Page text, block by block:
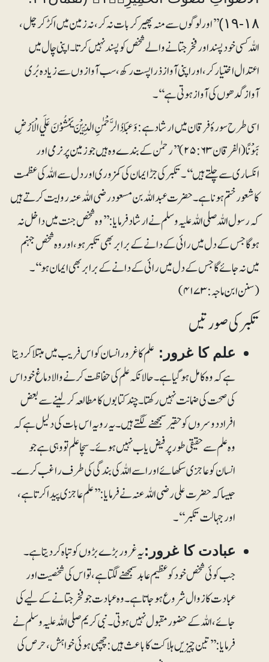
۱۸-۱۹)
’’اور لوگوں سے منہ پھیر کر بات نہ کر، نہ زمین میں اکڑ کر چل،
اللہ کسی خود پسند اور فخر جتانے والے شخص کو پسند نہیں کرتا۔ اپنی چال میں
اعتدال اختیار کر، اور اپنی آواز ذرا پست رکھ، سب آوازوں سے زیادہ بُری
آواز گدھوں کی آواز ہوتی ہے‘‘۔
اسی طرح سورۂ فرقان میں ارشاد ہے: وَعِبَادُ الرَّحْمٰنِ الَّذِيْنَ يَمْشُوْنَ عَلَي الْاَرْضِ
ہَوْنًا (الفرقان۲۵:۶۳) ’’رحمٰن کے بندے وہ ہیں جو زمین پر نرمی اور
انکساری سے چلتے ہیں‘‘۔ تکبر کی جڑ ایمان کی کمزوری اور دل سے اللہ کی عظمت
کا شعور ختم ہونا ہے۔ حضرت عبداللہ بن مسعود رضی اللہ عنہ روایت کرتے ہیں
کہ رسول اللہ صلی اللہ علیہ وسلم نے ارشاد فرمایا:’’وہ شخص جنت میں داخل نہ
ہوگا جس کے دل میں رائی کے دانے کے برابر بھی تکبر ہو، اور وہ شخص جہنم
میں نہ جائے گا جس کے دل میں رائی کے دانے کے برابر بھی ایمان ہو‘‘۔
(سنن ابن ماجہ: ۴۱۷۳)
تکبر کی صورتیں
علم کا غرور: علم کا غرور انسان کو اس فریب میں مبتلا کر دیتا
ہے کہ وہ کامل ہو گیا ہے۔ حالانکہ علم کی حفاظت کرنے والا دماغ خود اس
کی صحت کی ضمانت نہیں رکھتا۔ چند کتابوں کا مطالعہ کرلینے سے بعض
افراد دوسروں کو حقیر سمجھنے لگتے ہیں۔ یہ رویہ اس بات کی دلیل ہے کہ
وہ علم سے حقیقی طور پر فیض یاب نہیں ہوئے۔ سچا علم تو وہی ہے جو
انسان کو عاجزی سکھائے اور اسے اللہ کی بندگی کی طرف راغب کرے۔
جیسا کہ حضرت علی رضی اللہ عنہ نے فرمایا:’’علم عاجزی پیدا کرتا ہے،
اور جہالت تکبر‘‘۔
عبادت کا غرور:یہ غرور بڑے بڑوں کو تباہ کر دیتا ہے۔
جب کوئی شخص خود کو عظیم عابد سمجھنے لگتا ہے، تو اس کی شخصیت اور
عبادت کا زوال شروع ہو جاتا ہے۔ وہ عبادت جو فخر جتانے کے لیے کی
جائے، اللہ کے حضور مقبول نہیں ہوتی۔ نبی کریم صلی اللہ علیہ وسلم نے
فرمایا:’’تین چیزیں ہلاکت کا باعث ہیں: چھپی ہوئی خواہش، حرص کی